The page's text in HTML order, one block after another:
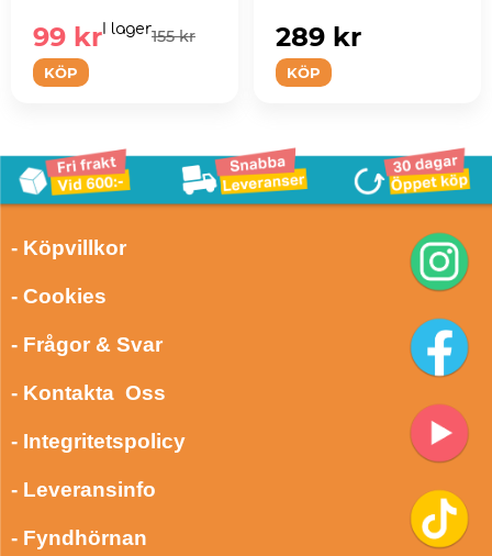
KÖP
155 kr
99 kr I lager
KÖP
289 kr
- Köpvillkor
- Cookies
- Frågor & Svar
- Kontakta Oss
- Integritetspolicy
- Leveransinfo
- Fyndhörnan